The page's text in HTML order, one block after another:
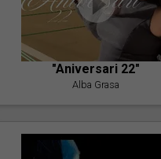
"Aniversari 22"
Alba Grasa